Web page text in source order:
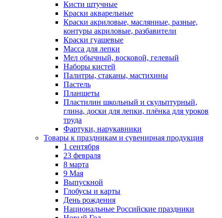
Кисти штучные
Краски акварельные
Краски акриловые, маслянные, разные,
контуры акриловые, разбавители
Краски гуашевые
Масса для лепки
Мел обычный, восковой, гелевый
Наборы кистей
Палитры, стаканы, мастихины
Пастель
Планшеты
Пластилин школьный и скульптурный,
глина, доски для лепки, плёнка для уроков
труда
Фартуки, нарукавники
Товары к праздникам и сувенирная продукция
1 сентября
23 февраля
8 марта
9 Мая
Выпускной
Глобусы и карты
День рождения
Национальные Российские праздники